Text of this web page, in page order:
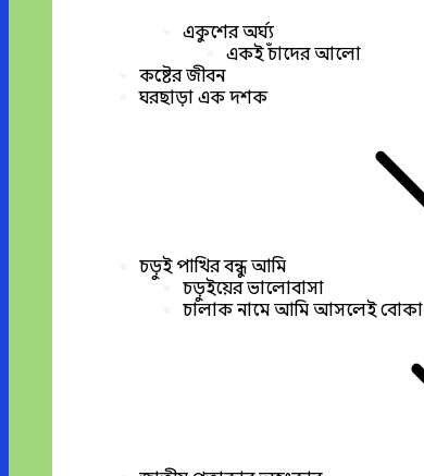
একুশের অর্ঘ্য
একই চাঁদের আলো
কষ্টের জীবন
ঘরছাড়া এক দশক
চড়ুই পাখির বন্ধু আমি
চড়ুইয়ের ভালোবাসা
চালাক নামে আমি আসলেই বোকা